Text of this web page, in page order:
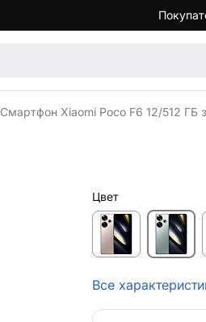
Смартфон Xiaomi Poco F6 12/512 ГБ
Цвет
Все